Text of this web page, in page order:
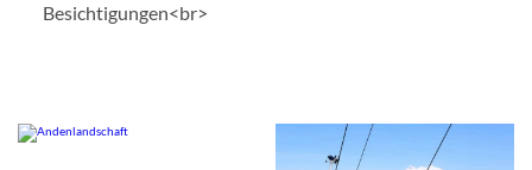
Besichtigungen<br>